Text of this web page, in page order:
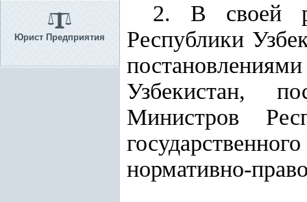
Юрист Предприятия
2. В своей
Республики
Узбекистан,
Министров
нормативно-